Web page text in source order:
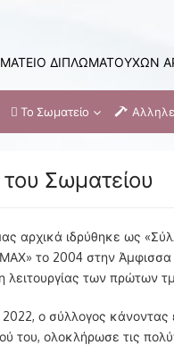
ΔΙΠΛΩΜΑΤΟΥΧΩΝ
Το Σωματείο
του Σωματείου
αρχικά ιδρύθηκε ως
το 2004 στην Άμφισσα
λειτουργίας των πρώτων
2022, ο σύλλογος
του, ολοκλήρωσε τις